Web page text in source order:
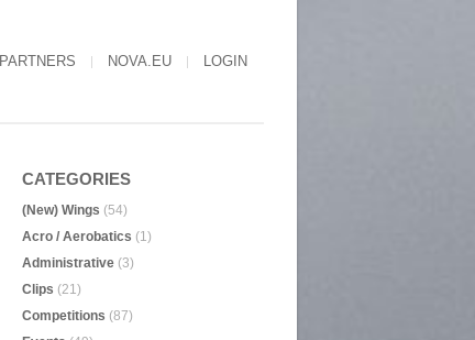
PARTNERS NOVA.EU LOGIN
CATEGORIES
(New) Wings (54)
Acro / Aerobatics (1)
Administrative (3)
Clips (21)
Competitions (87)